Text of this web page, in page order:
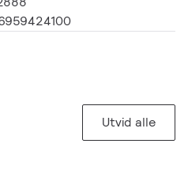
Utvid alle